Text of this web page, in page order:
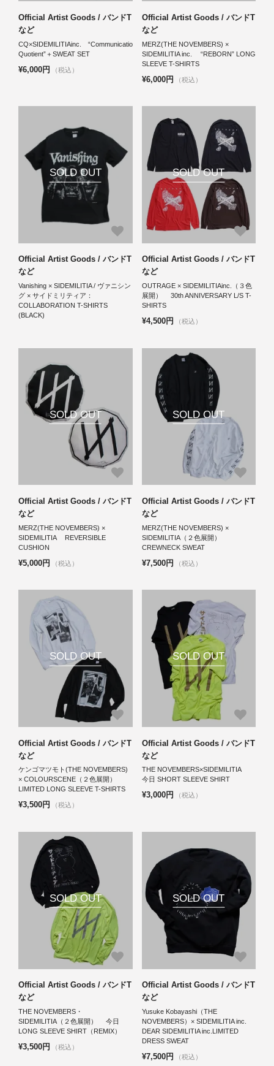
Official Artist Goods / バンドT
など
CQ×SIDEMILITIAinc. “Communication,Cultural,Curiosity
Quotient”＋SWEAT SET
¥6,000円 （税込）
Official Artist Goods / バンドT
など
MERZ(THE NOVEMBERS) ×
SIDEMILITIA inc. “REBORN” LONG
SLEEVE T-SHIRTS
¥6,000円 （税込）
SOLD OUT
Official Artist Goods / バンドT
など
Vanishing × SIDEMILITIA / ヴァニシン
グ × サイドミリティア：
COLLABORATION T-SHIRTS
(BLACK)
SOLD OUT
Official Artist Goods / バンドT
など
OUTRAGE × SIDEMILITIAinc.（３色
展開） 30th ANNIVERSARY L/S T-
SHIRTS
¥4,500円 （税込）
SOLD OUT
Official Artist Goods / バンドT
など
MERZ(THE NOVEMBERS) ×
SIDEMILITIA REVERSIBLE
CUSHION
¥5,000円 （税込）
SOLD OUT
Official Artist Goods / バンドT
など
MERZ(THE NOVEMBERS) ×
SIDEMILITIA（２色展開）
CREWNECK SWEAT
¥7,500円 （税込）
SOLD OUT
Official Artist Goods / バンドT
など
ケンゴマツモト(THE NOVEMBERS)
× COLOURSCENE（２色展開）
LIMITED LONG SLEEVE T-SHIRTS
¥3,500円 （税込）
SOLD OUT
Official Artist Goods / バンドT
など
THE NOVEMBERS×SIDEMILITIA
今日 SHORT SLEEVE SHIRT
¥3,000円 （税込）
SOLD OUT
Official Artist Goods / バンドT
など
THE NOVEMBERS・
SIDEMILITIA（２色展開） 今日
LONG SLEEVE SHIRT（REMIX）
¥3,500円 （税込）
SOLD OUT
Official Artist Goods / バンドT
など
Yusuke Kobayashi（THE
NOVEMBERS）× SIDEMILITIA inc.
DEAR SIDEMILITIA inc.LIMITED
DRESS SWEAT
¥7,500円 （税込）